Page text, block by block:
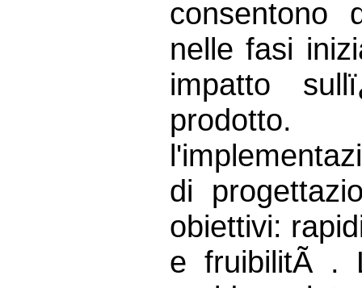
consentono
nelle fasi
impatto
di
obiettivi:
e fruibilitÃ .